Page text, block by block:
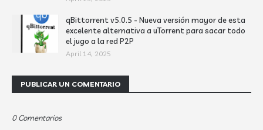
qBittorrent v5.0.5 - Nueva versión mayor de esta
excelente alternativa a uTorrent para sacar todo
el jugo a la red P2P
April 14, 2025
PUBLICAR UN COMENTARIO
0 Comentarios